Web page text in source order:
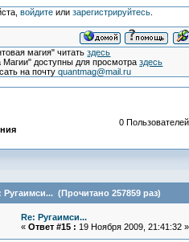
войдитеили зарегистрируйтесь.
магия" читатьздесь
Магии" доступны для просмотраздесь
на почтуquantmag@mail.ru
0
Ругаимси... (Прочитано 257859 раз)
Re: Ругаимси...
« Ответ #15 : 19 Ноября 2009, 21:41:32 »